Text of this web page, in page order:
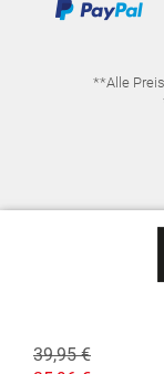
39,95 €
**Alle
DATENSCHUTZ-